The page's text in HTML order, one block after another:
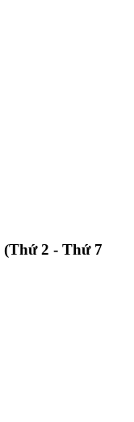
(Thứ 2 - Thứ 7